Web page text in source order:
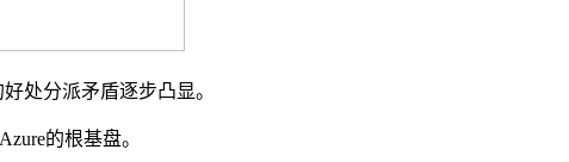
处分派矛盾逐步凸显。
的根基盘。